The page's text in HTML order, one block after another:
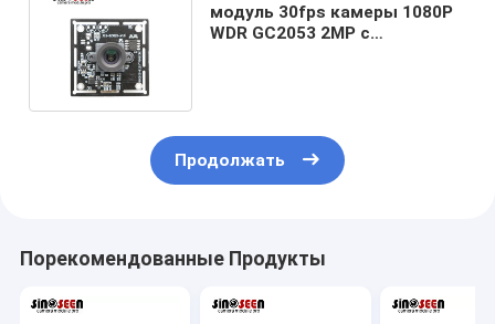
модуль 30fps камеры 1080P
WDR GC2053 2MP с
Продолжать
Порекомендованные Продукты